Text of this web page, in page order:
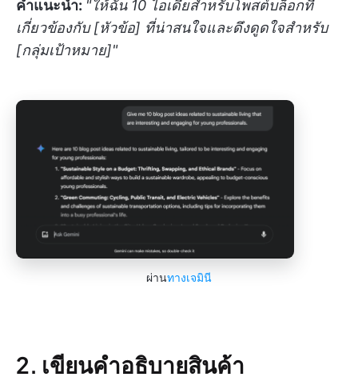
คำแนะนำ: "ให้ฉัน 10 ไอเดียสำหรับโพสต์บล็อกที่
เกี่ยวข้องกับ [หัวข้อ] ที่น่าสนใจและดึงดูดใจสำหรับ
[กลุ่มเป้าหมาย]"
ผ่านทางเจมินี
2. เขียนคำอธิบายสินค้า